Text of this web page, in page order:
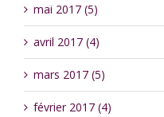
mai 2017 (5)
avril 2017 (4)
mars 2017 (5)
février 2017 (4)